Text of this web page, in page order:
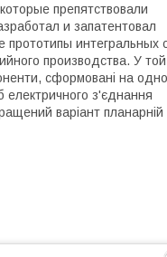
препятствовали
и запатентовал
интегральных
производства. У
сформовані на
електричного з'єднання
варіант планарній